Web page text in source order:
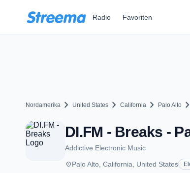
Radio Favoriten
Nordamerika chevron_right United States chevron_right California chevron_right Palo Alto chevron_right
DI.FM - Breaks -
Addictive Electronic Music
placePalo Alto, California, United States